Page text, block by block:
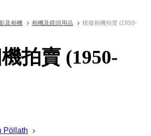
及相機 相機及鏡頭用品
模擬相機拍賣 (1950-
拍賣 (1950-
Pöllath